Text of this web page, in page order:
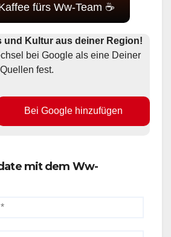
fürs Ww-Team ☕
und Kultur aus deiner Region!
bei Google als eine Deiner
fest.
Bei Google hinzufügen
mit dem Ww-